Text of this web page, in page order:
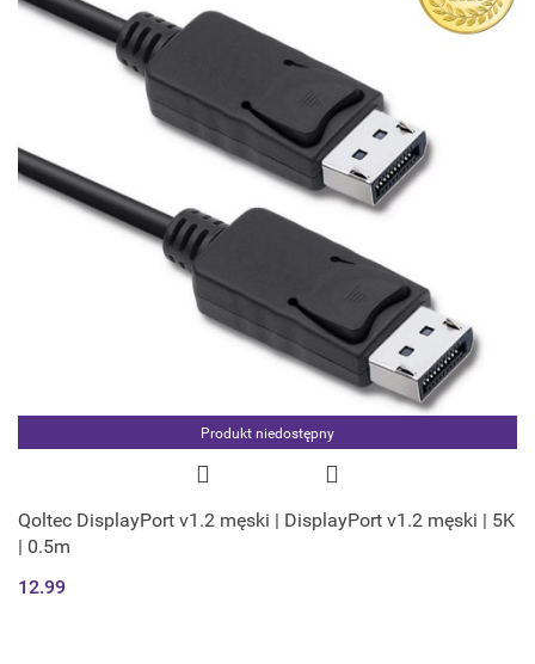
Produkt niedostępny
Qoltec DisplayPort v1.2 męski | DisplayPort v1.2 męski | 5K
| 0.5m
12.99